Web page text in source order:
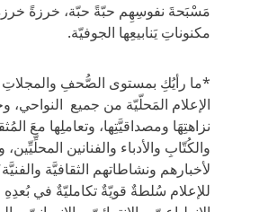
مَسْبَحةَ نفوسِهِم حبّةً حبّة، خرزةً
مكنوناتِ يَنابيعِها الجوفيّة.
*ما رأيُكِ بمستوى الصُّحفِ
الإعلام المَحلّيّة من جميع
نزاهتِهَا ومصداقيَّتِها، وتعاملِها معَ
والكُتّابِ والأدباء والفنانين المحلِّيِّين،
لأخبارهم ونشاطاتهم الثقافيَّة
للإعلام سُلطةٌ قويّةٌ تكامليّةٌ في بُعدِهِ